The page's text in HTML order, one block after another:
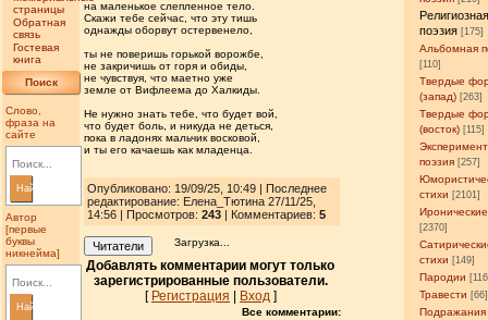
страницы
Обратная
связь
Гостевая
книга
Поиск
Слово,
фраза на
сайте
Найти
Автор
[первые
буквы
никнейма]
Найти
поэзия [175]
Альбомная
[110]
Твердые
(запад) [263]
Твердые
(восток) [115]
поэзия [257]
стихи [2101]
[2370]
стихи [149]
Пародии
Травести [66]
Подражания
на маленькое слепленное тело.
Скажи тебе сейчас, что эту тишь
однажды оборвут остервенело,
ты не поверишь горькой ворожбе,
не закричишь от горя и обиды,
не чувствуя, что маетно уже
земле от Вифлеема до Халкиды.
Не нужно знать тебе, что будет вой,
что будет боль, и никуда не деться,
пока в ладонях мальчик восковой,
и ты его качаешь как младенца.
Опубликовано: 19/09/25, 10:49 | Последнее
редактирование: Елена_Тютина 27/11/25,
14:56 | Просмотров: 243| Комментариев: 5
Читатели Загрузка...
Добавлять комментарии могут только
зарегистрированные пользователи.
[ Регистрация Вход]
Все комментарии: